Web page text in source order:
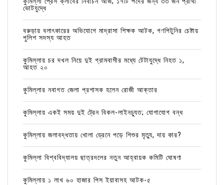
ভোটযুদ্ধে
বরুড়ায় বলাৎকারের অভিযোগে মাদ্রাসা শিক্ষক আটক, গণপিটুনির চেষ্টায়
পুলিশ সদস্য আহত
কুমিল্লায় চর দখল নিয়ে দুই গ্রামবাসীর মধ্যে টেটাযুদ্ধে নিহত ১,
আহত ২০
কুমিল্লার নবাগত জেলা প্রশাসক হলেন রোজী আক্তার
কুমিল্লায় একই সময় দুই ট্রেন বিকল-লাইনচ্যুত; যোগাযোগ বন্ধ
কুমিল্লায় জলাবদ্ধতায় খোলা ড্রেনে পড়ে শিশুর মৃত্যু, দায় কার?
কুমিল্লা বিশ্ববিদ্যালয় ছাত্রদলের নতুন আহ্বায়ক কমিটি ঘোষণা
কুমিল্লায় ১ লাখ ৬০ হাজার পিস ইয়াবাসহ আটক-৫